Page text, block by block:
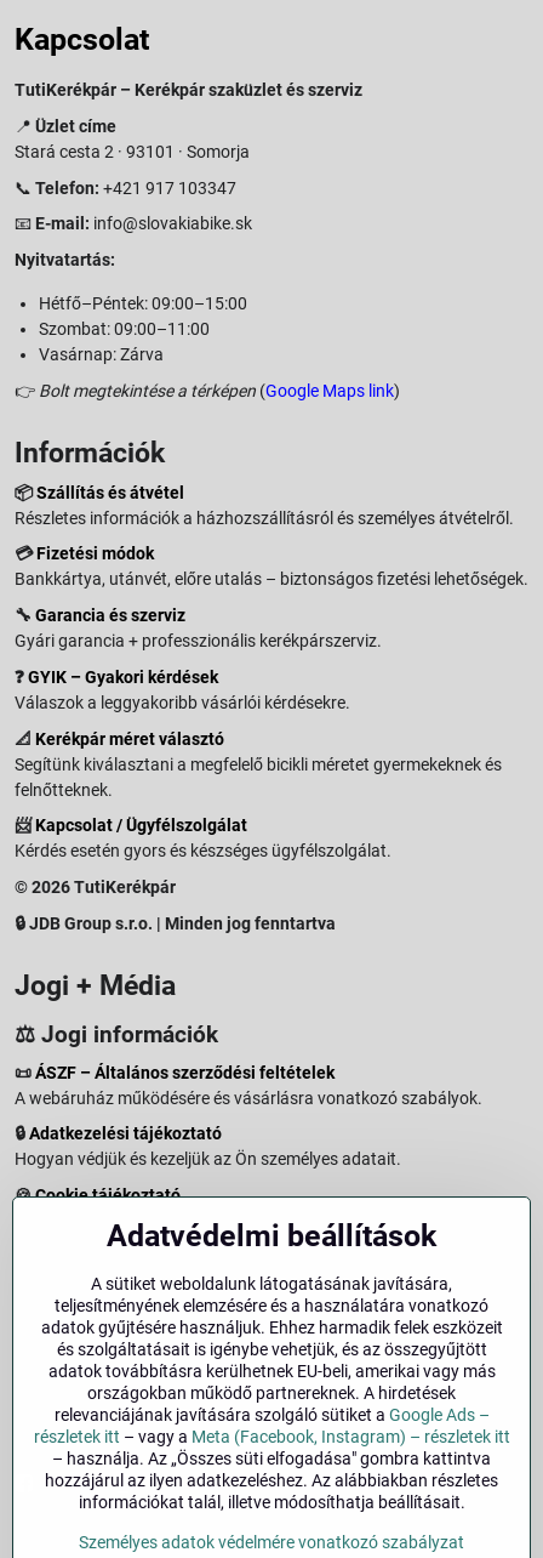
Kapcsolat
TutiKerékpár – Kerékpár szaküzlet és szerviz
📍 Üzlet címe
Stará cesta 2 · 93101 · Somorja
📞 Telefon: +421 917 103347
📧 E-mail: info@slovakiabike.sk
Nyitvatartás:
Hétfő–Péntek: 09:00–15:00
Szombat: 09:00–11:00
Vasárnap: Zárva
👉 Bolt megtekintése a térképen (Google Maps link)
Információk
📦Szállítás és átvétel
Részletes információk a házhozszállításról és személyes átvételről.
💳Fizetési módok
Bankkártya, utánvét, előre utalás – biztonságos fizetési lehetőségek.
🔧 Garancia és szerviz
Gyári garancia + professzionális kerékpárszerviz.
❓GYIK – Gyakori kérdések
Válaszok a leggyakoribb vásárlói kérdésekre.
📐 Kerékpár méret választó
Segítünk kiválasztani a megfelelő bicikli méretet gyermekeknek és
felnőtteknek.
📨Kapcsolat / Ügyfélszolgálat
Kérdés esetén gyors és készséges ügyfélszolgálat.
© 2026 TutiKerékpár
🔒 JDB Group s.r.o. | Minden jog fenntartva
Jogi + Média
⚖️ Jogi információk
📜ÁSZF – Általános szerződési feltételek
A webáruház működésére és vásárlásra vonatkozó szabályok.
🔒Adatkezelési tájékoztató
Hogyan védjük és kezeljük az Ön személyes adatait.
🍪Cookie tájékoztató
A weboldalon használt sütikről és adatkezelésről.
Vásárlástól való elállás menete és feltételei.
Elállás a szerződéstől
Impresszum
Üzemeltetői adatok és jogi tudnivalók.
🔐Biztonság
Facebook Instagram
Adatvédelmi beállítások
A sütiket weboldalunk látogatásának javítására,
teljesítményének elemzésére és a használatára vonatkozó
adatok gyűjtésére használjuk. Ehhez harmadik felek eszközeit
és szolgáltatásait is igénybe vehetjük, és az összegyűjtött
adatok továbbításra kerülhetnek EU-beli, amerikai vagy más
országokban működő partnereknek. A hirdetések
relevanciájának javítására szolgáló sütiket a Google Ads –
részletek itt – vagy a Meta (Facebook, Instagram) – részletek itt
– használja. Az „Összes süti elfogadása" gombra kattintva
hozzájárul az ilyen adatkezeléshez. Az alábbiakban részletes
információkat talál, illetve módosíthatja beállításait.
Személyes adatok védelmére vonatkozó szabályzat